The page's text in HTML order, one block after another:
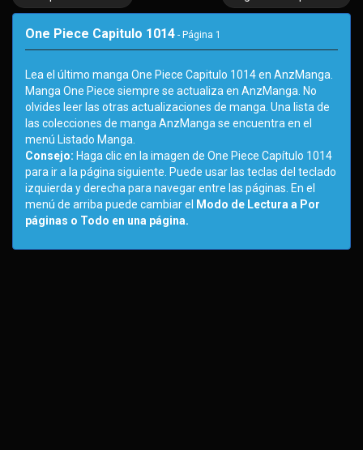
One Piece Capitulo 1014 - Página 1
Lea el último manga One Piece Capitulo 1014 en AnzManga.
Manga One Piece siempre se actualiza en AnzManga. No
olvides leer las otras actualizaciones de manga. Una lista de
las colecciones de manga AnzManga se encuentra en el
menú Listado Manga.
Consejo: Haga clic en la imagen de One Piece Capítulo 1014
para ir a la página siguiente. Puede usar las teclas del teclado
izquierda y derecha para navegar entre las páginas. En el
menú de arriba puede cambiar el
Modo de Lectura a Por
páginas o Todo en una página.